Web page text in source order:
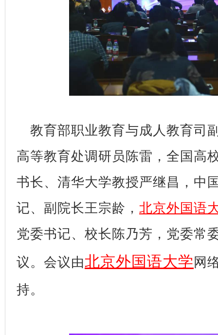
教育部职业教育与成人教育司
高等教育处调研员陈雷，全国高
书长、清华大学教授严继昌，中
记、副院长王宗龄， 北京外国语
党委书记、校长陈乃芳，党委常
议。会议由北京外国语大学 网
持。